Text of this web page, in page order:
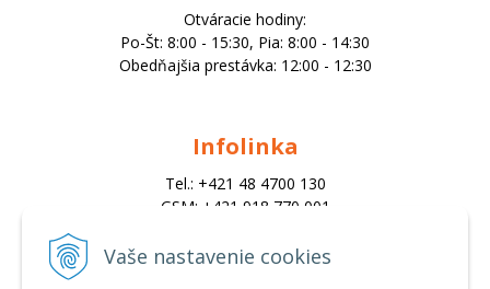
Vaše nastavenie cookies
Otváracie hodiny:
Po-Št: 8:00 - 15:30, Pia: 8:00 - 14:30
Obedňajšia prestávka: 12:00 - 12:30
Infolinka
Tel.: +421 48 4700 130
GSM: +421 918 770 001
trade@alk.sk